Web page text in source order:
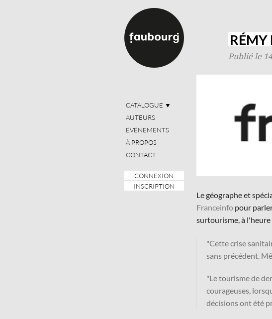
CATALOGUE ▼
AUTEURS
ÉVÉNEMENTS
À PROPOS
CONTACT
CONNEXION
INSCRIPTION
RÉMY
Publié le
Le géographe et
Franceinfo pour
surtourisme, à
"Cette crise
sans précédent.
"Le tourisme de
courageuses,
décisions ont été